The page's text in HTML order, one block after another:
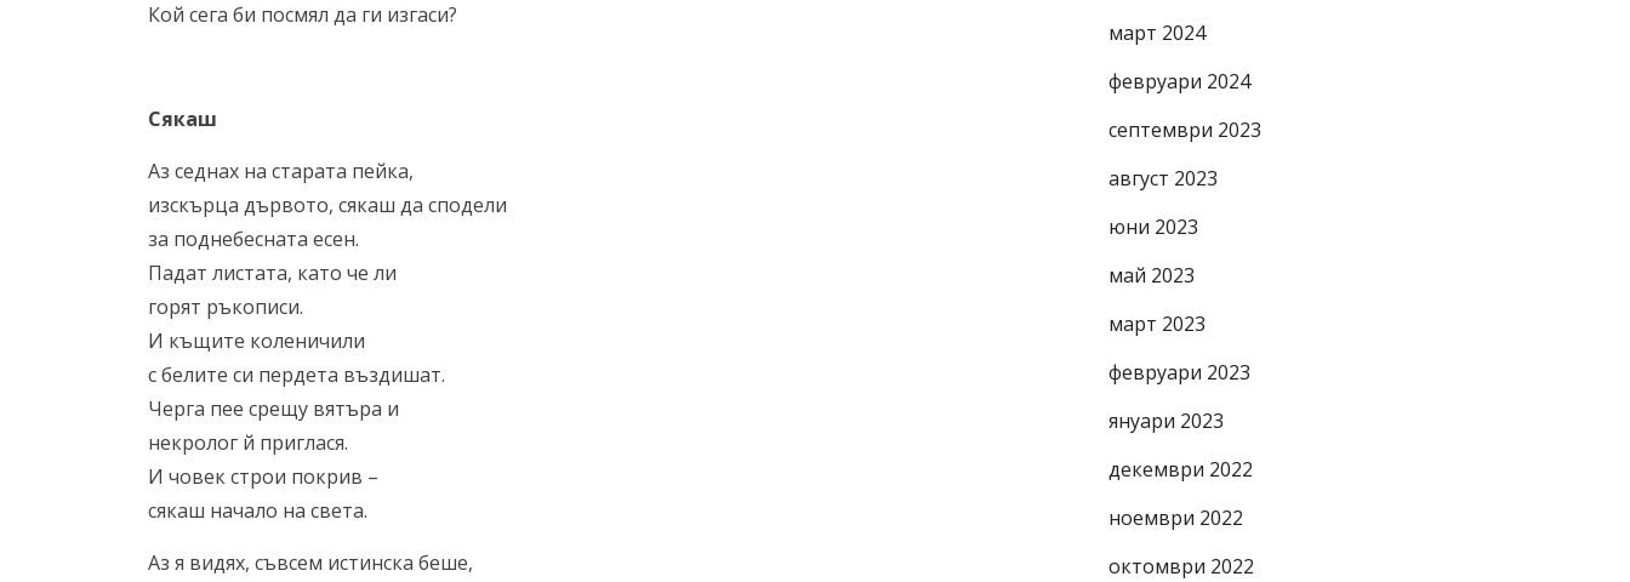
Кой сега би посмял да ги изгаси?
Сякаш
Аз седнах на старата пейка,
изскърца дървото, сякаш да сподели
за поднебесната есен.
Падат листата, като че ли
горят ръкописи.
И къщите коленичили
с белите си пердета въздишат.
Черга пее срещу вятъра и
некролог й приглася.
И човек строи покрив –
сякаш начало на света.
Аз я видях, съвсем истинска беше,
март 2024
февруари 2024
септември 2023
август 2023
юни 2023
май 2023
март 2023
февруари 2023
януари 2023
декември 2022
ноември 2022
октомври 2022